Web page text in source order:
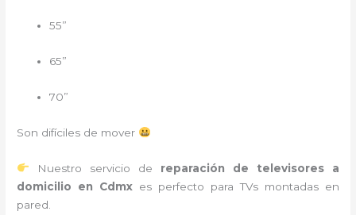
55”
65”
70”
Son difíciles de mover
Nuestro servicio de reparación de televisores a
domicilio en Cdmx es perfecto para TVs montadas en
pared.